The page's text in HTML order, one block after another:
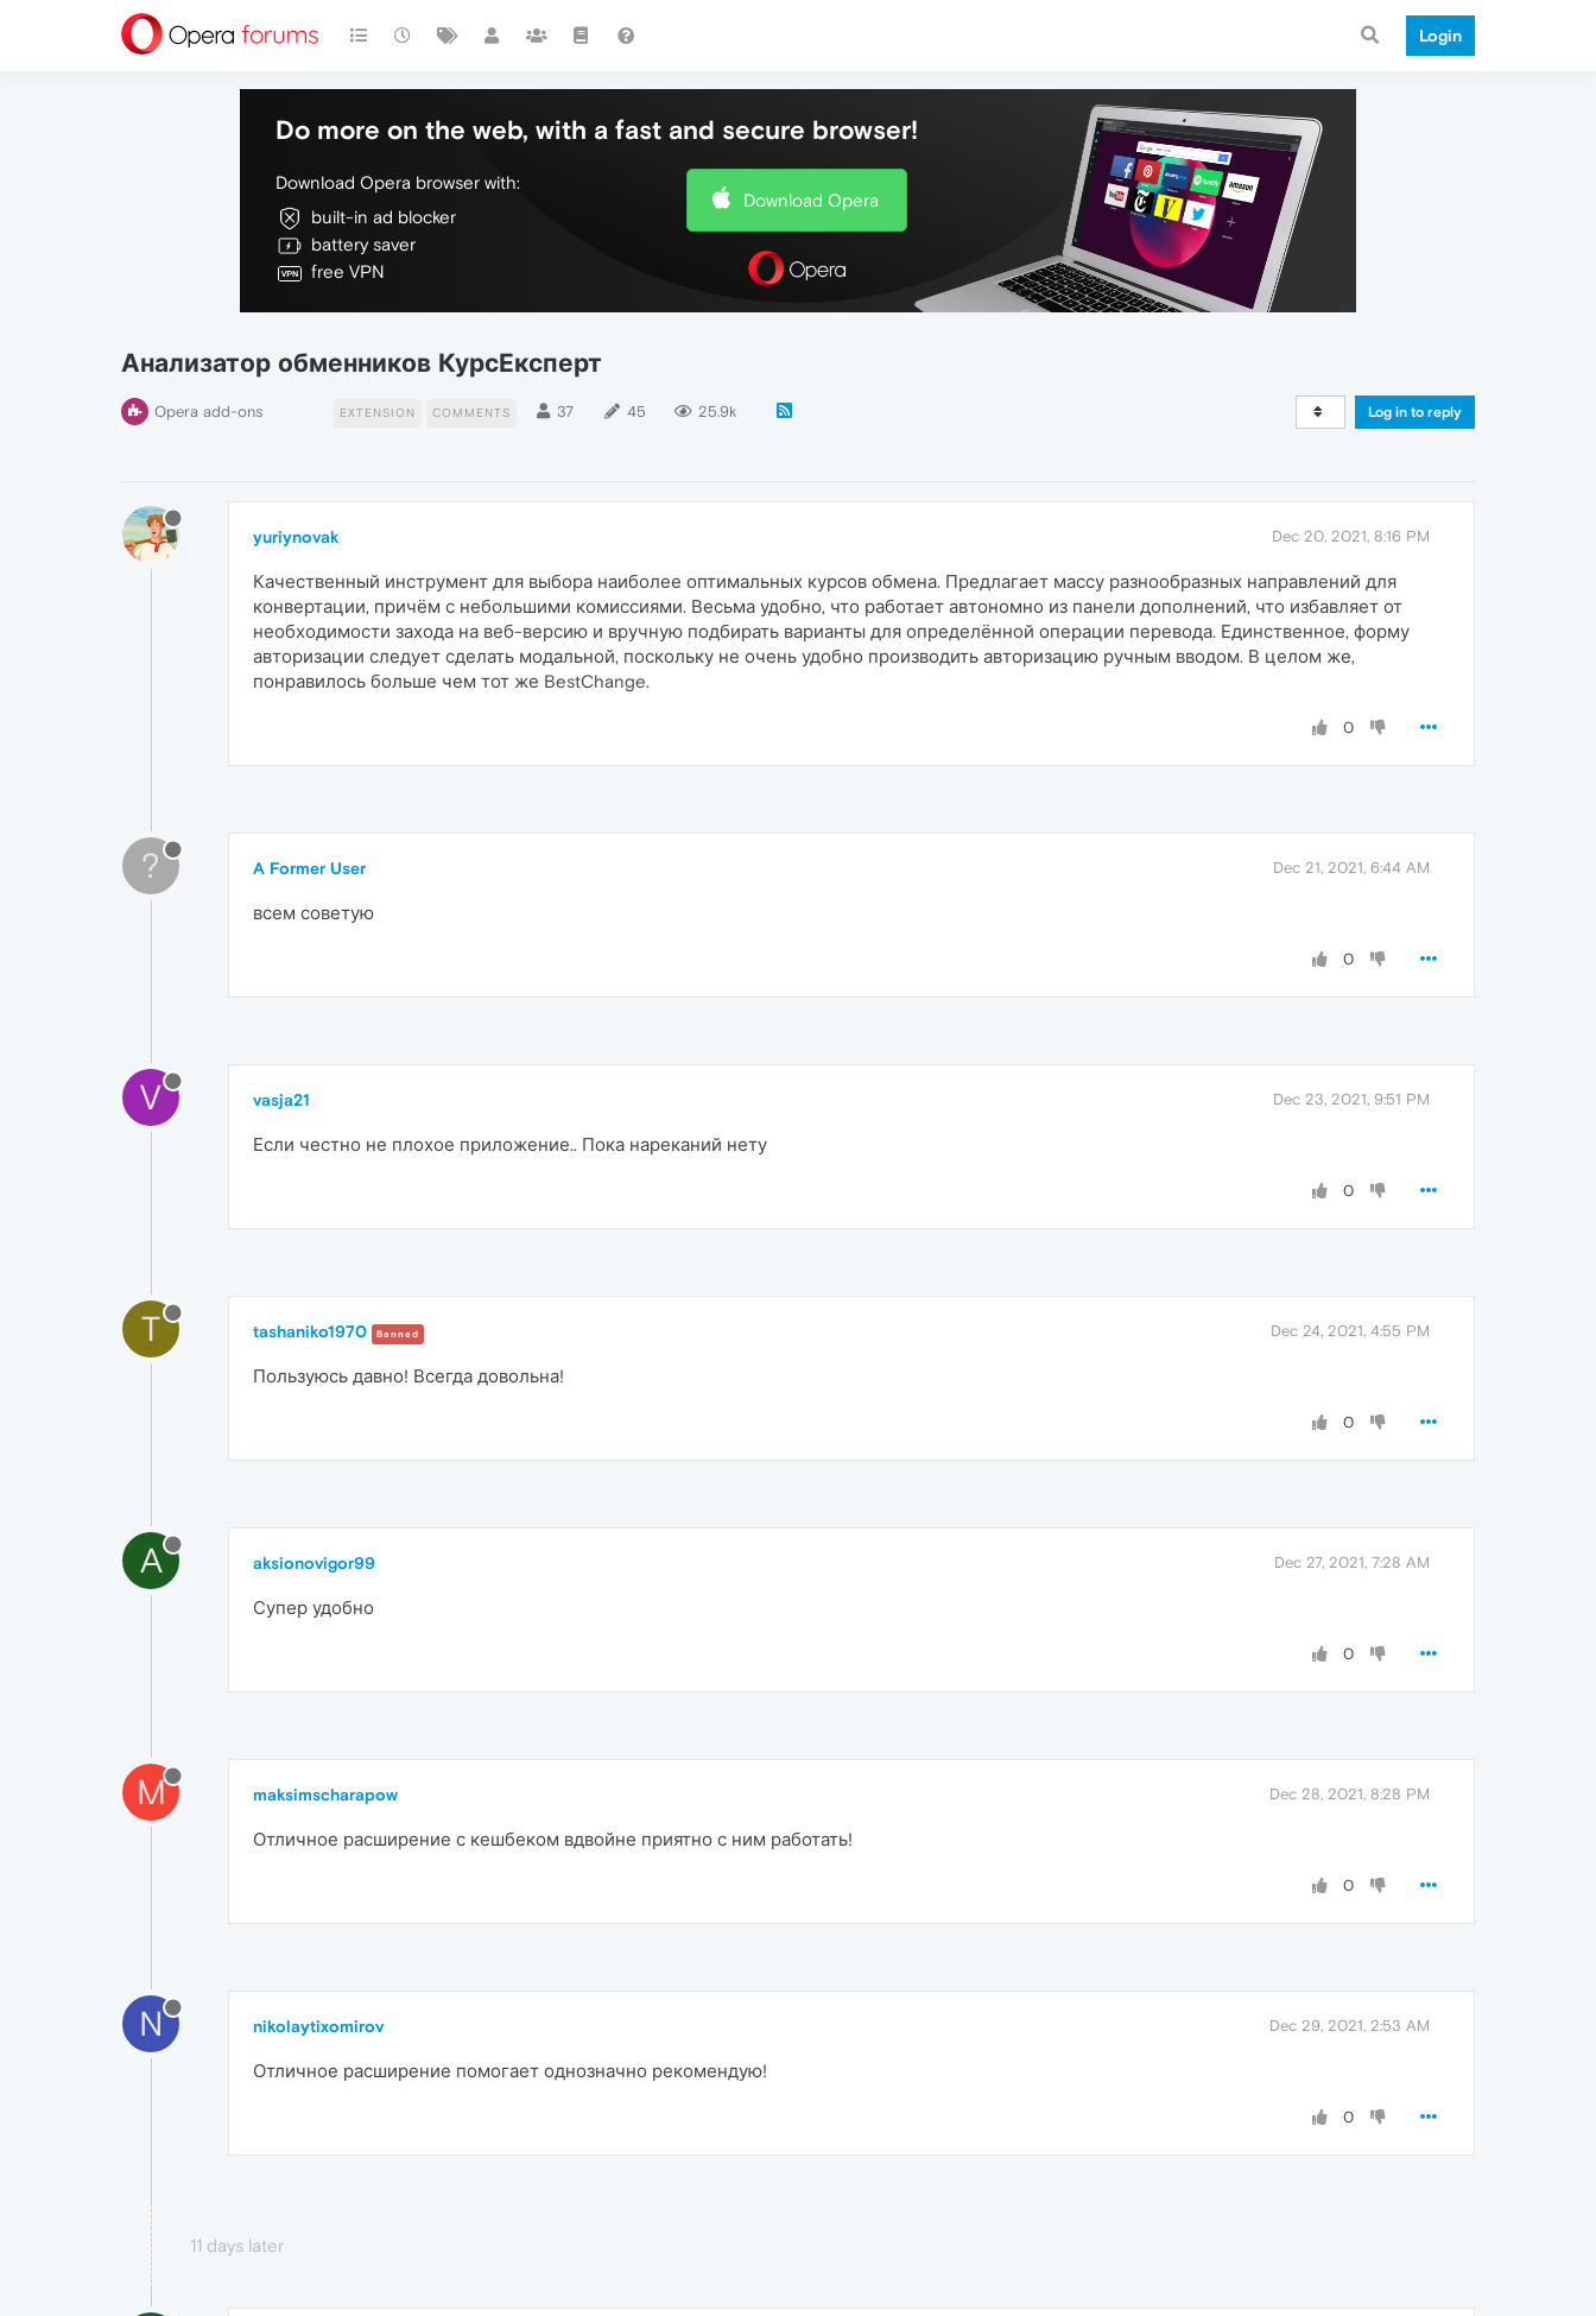
Login
Do more on the web, with a fast and secure browser!
Download Opera browser with:
built-in ad blocker
battery saver
free VPN
Download Opera
Анализатор обменников КурсЕксперт
Opera add-ons EXTENSION COMMENTS 37 45 25.9k Log in to reply
yuriynovak Dec 20, 2021, 8:16 PM
Качественный инструмент для выбора наиболее оптимальных курсов обмена. Предлагает массу разнообразных направлений для
конвертации, причём с небольшими комиссиями. Весьма удобно, что работает автономно из панели дополнений, что избавляет от
необходимости захода на веб-версию и вручную подбирать варианты для определённой операции перевода. Единственное, форму
авторизации следует сделать модальной, поскольку не очень удобно производить авторизацию ручным вводом. В целом же,
понравилось больше чем тот же BestChange.
0
? A Former User Dec 21, 2021, 6:44 AM
всем советую
0
V vasja21 Dec 23, 2021, 9:51 PM
Если честно не плохое приложение.. Пока нареканий нету
0
T tashaniko1970 Banned Dec 24, 2021, 4:55 PM
Пользуюсь давно! Всегда довольна!
0
A aksionovigor99 Dec 27, 2021, 7:28 AM
Супер удобно
0
M maksimscharapow Dec 28, 2021, 8:28 PM
Отличное расширение с кешбеком вдвойне приятно с ним работать!
0
N nikolaytixomirov Dec 29, 2021, 2:53 AM
Отличное расширение помогает однозначно рекомендую!
0
11 days later